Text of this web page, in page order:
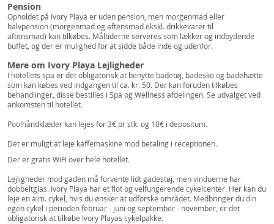
Pension
Opholdet på Ivory Playa er uden pension, men morgenmad eller
halvpension (morgenmad og aftensmad ekskl. drikkevarer til
aftensmad) kan tilkøbes. Måltiderne serveres som lækker og indbydende
buffet, og der er mulighed for at sidde både inde og udenfor.
Mere om Ivory Playa Lejligheder
I hotellets spa er det obligatorisk at benytte badetøj, badesko og badehætte
som kan købes ved indgangen til ca. kr. 50. Der kan foruden tilkøbes
behandlinger, disse bestilles i Spa og Wellness afdelingen. Se udvalget ved
ankomsten til hotellet.
Poolhåndklæder kan lejes for 3€ pr stk. og 10€ i depositum.
Det er muligt at leje kaffemaskine mod betaling i receptionen.
Der er gratis WiFi over hele hotellet.
Lejligheder mod gaden må forvente lidt gadestøj, men vinduerne har
dobbeltglas. Ivory Playa har et flot og velfungerende cykelcenter. Her kan du
leje en alm. cykel, hvis du ønsker at udforske området. Medbringer du din
egen cykel i perioden februar - juni og september - november, er det
obligatorisk at tilkøbe Ivory Playas cykelpakke.